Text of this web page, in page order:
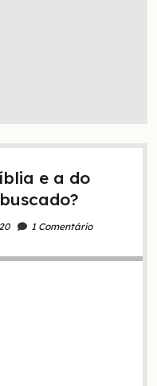
e a do
1 Comentário